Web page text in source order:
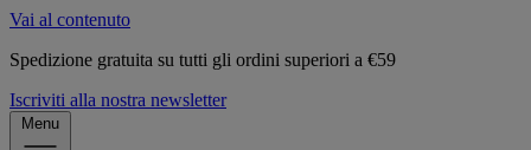
Vai al contenuto
Spedizione gratuita su tutti gli ordini superiori a €59
Iscriviti alla nostra newsletter
Menu